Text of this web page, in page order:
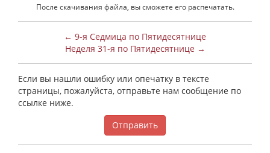
После скачивания файла, вы сможете его распечатать.
← 9-я Седмица по Пятидесятнице
Неделя 31-я по Пятидесятнице →
Если вы нашли ошибку или опечатку в тексте
страницы, пожалуйста, отправьте нам сообщение по
ссылке ниже.
Отправить